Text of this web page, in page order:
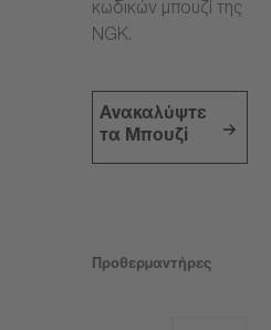
κωδικών μπουζί της
NGK.
Ανακαλύψτε
τα Μπουζί
Προθερμαντήρες